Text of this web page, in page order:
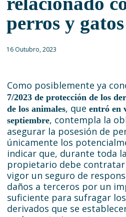
perros y gatos
16 Outubro, 2023
Como posiblemente ya
7/2023 de protección de los
de los animales, que entró en
septiembre, contempla la
asegurar la posesión de
únicamente los
indicar que, durante toda
propietario debe
vigor un seguro de
daños a terceros por un
suficiente para sufragar
derivados que se